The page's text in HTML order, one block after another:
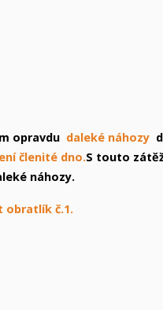
opravdu daleké náhozy
členité dno.S touto
náhozy.
obratlík č.1.